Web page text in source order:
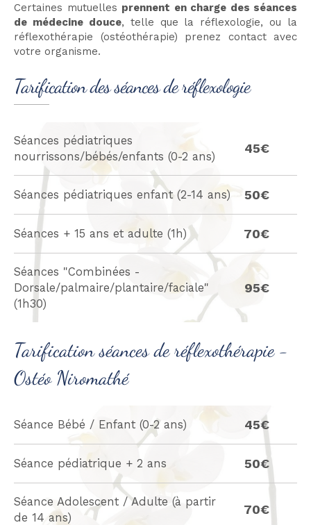
Certaines mutuelles prennent en charge des séances
de médecine douce, telle que la réflexologie, ou la
réflexothérapie (ostéothérapie) prenez contact avec
votre organisme.
Tarification des séances de réflexologie
Séances pédiatriques
nourrissons/bébés/enfants (0-2 ans)
45€
Séances pédiatriques enfant (2-14 ans) 50€
Séances + 15 ans et adulte (1h) 70€
Séances "Combinées -
Dorsale/palmaire/plantaire/faciale"
(1h30)
95€
Tarification séances de réflexothérapie -
Ostéo Niromathé
Séance Bébé / Enfant (0-2 ans) 45€
Séance pédiatrique + 2 ans 50€
Séance Adolescent / Adulte (à partir
de 14 ans)
70€